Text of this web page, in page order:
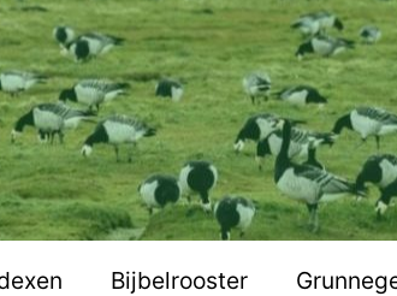
Bijbelrooster